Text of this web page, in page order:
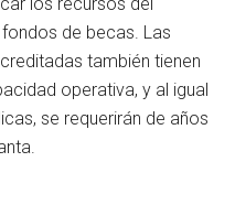
de becas. Las
también tienen
operativa, y al igual
se requerirán de años